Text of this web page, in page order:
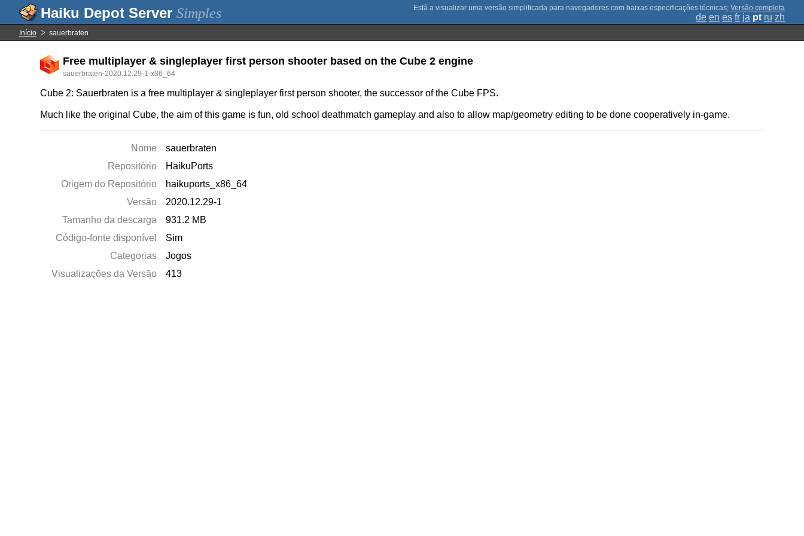
Simples ; Versão completa
de en es fr ja pt ru zh
Início sauerbraten
Free multiplayer & singleplayer first person shooter based on the Cube 2 engine
sauerbraten-2020.12.29-1-x86_64
Cube 2: Sauerbraten is a free multiplayer & singleplayer first person shooter, the successor of the Cube FPS.
Much like the original Cube, the aim of this game is fun, old school deathmatch gameplay and also to allow map/geometry editing to be done cooperatively in-game.
Nome
sauerbraten
Repositório
HaikuPorts
Origem do Repositório
haikuports_x86_64
Versão
2020.12.29-1
Tamanho da descarga
931.2 MB
Código-fonte disponível
Sim
Categorias
Jogos
Visualizações da Versão
413